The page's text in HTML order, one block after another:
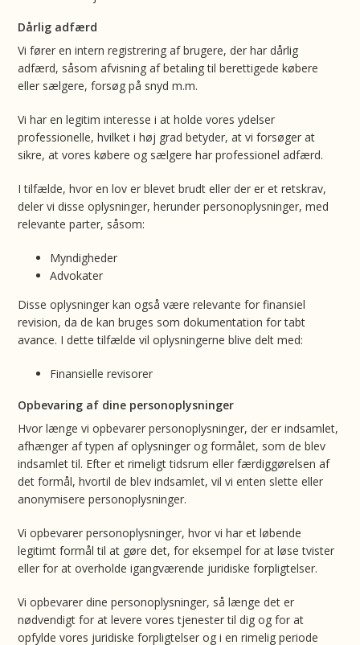
Dårlig adfærd
Vi fører en intern registrering af brugere, der har dårlig
adfærd, såsom afvisning af betaling til berettigede købere
eller sælgere, forsøg på snyd m.m.
Vi har en legitim interesse i at holde vores ydelser
professionelle, hvilket i høj grad betyder, at vi forsøger at
sikre, at vores købere og sælgere har professionel adfærd.
I tilfælde, hvor en lov er blevet brudt eller der er et retskrav,
deler vi disse oplysninger, herunder personoplysninger, med
relevante parter, såsom:
Myndigheder
Advokater
Disse oplysninger kan også være relevante for finansiel
revision, da de kan bruges som dokumentation for tabt
avance. I dette tilfælde vil oplysningerne blive delt med:
Finansielle revisorer
Opbevaring af dine personoplysninger
Hvor længe vi opbevarer personoplysninger, der er indsamlet,
afhænger af typen af oplysninger og formålet, som de blev
indsamlet til. Efter et rimeligt tidsrum eller færdiggørelsen af
det formål, hvortil de blev indsamlet, vil vi enten slette eller
anonymisere personoplysninger.
Vi opbevarer personoplysninger, hvor vi har et løbende
legitimt formål til at gøre det, for eksempel for at løse tvister
eller for at overholde igangværende juridiske forpligtelser.
Vi opbevarer dine personoplysninger, så længe det er
nødvendigt for at levere vores tjenester til dig og for at
opfylde vores juridiske forpligtelser og i en rimelig periode